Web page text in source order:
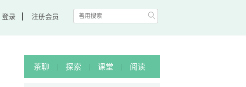
登录 注册会员 
茶聊 探索 课堂 阅读